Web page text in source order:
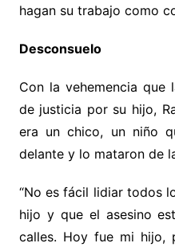
hagan su trabajo como
Desconsuelo
Con la vehemencia que
de justicia por su hijo,
era un chico, un niño
delante y lo mataron de
“No es fácil lidiar todos
hijo y que el asesino
calles. Hoy fue mi hijo,